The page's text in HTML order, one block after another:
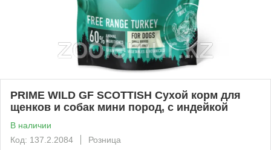
PRIME WILD GF SCOTTISH Сухой корм для
щенков и собак мини пород, с индейкой
В наличии
Код: 137.2.2084
Розница